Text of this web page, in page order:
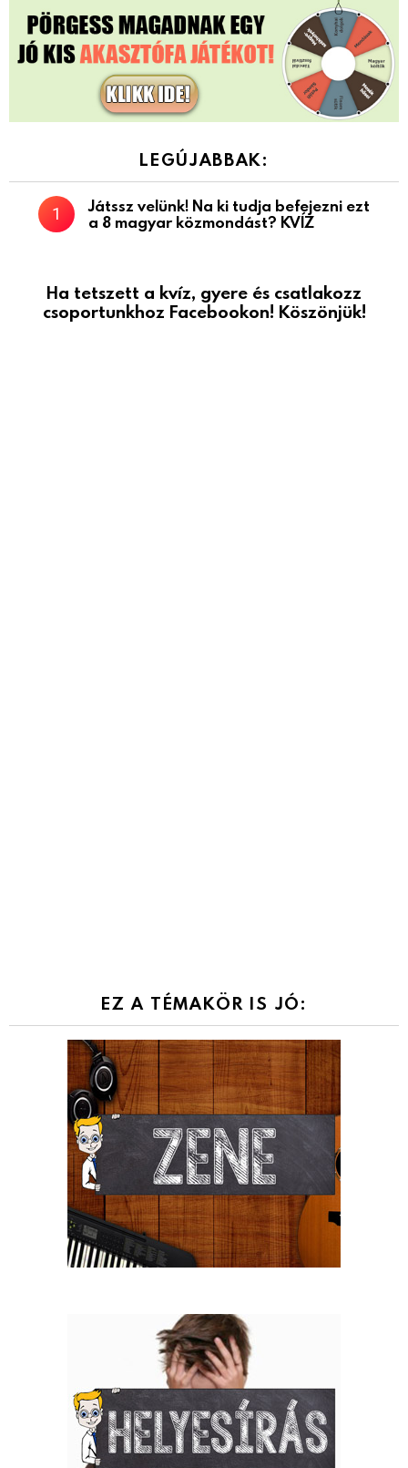
LEGÚJABBAK:
Játssz velünk! Na ki tudja befejezni ezt
a 8 magyar közmondást? KVÍZ
Ha tetszett a kvíz, gyere és csatlakozz
csoportunkhoz Facebookon! Köszönjük!
EZ A TÉMAKÖR IS JÓ: